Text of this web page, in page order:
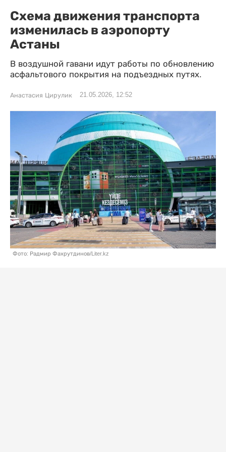
Схема движения транспорта
изменилась в аэропорту
Астаны
В воздушной гавани идут работы по обновлению
асфальтового покрытия на подъездных путях.
Анастасия Цирулик 21.05.2026, 12:52
Фото: Радмир Фахрутдинов/Liter.kz